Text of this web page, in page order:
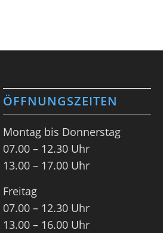
ÖFFNUNGSZEITEN
Montag bis Donnerstag
07.00 – 12.30 Uhr
13.00 – 17.00 Uhr
Freitag
07.00 – 12.30 Uhr
13.00 – 16.00 Uhr